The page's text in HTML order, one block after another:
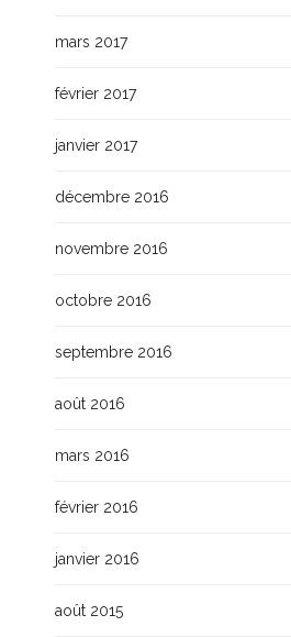
mars 2017
février 2017
janvier 2017
décembre 2016
novembre 2016
octobre 2016
septembre 2016
août 2016
mars 2016
février 2016
janvier 2016
août 2015